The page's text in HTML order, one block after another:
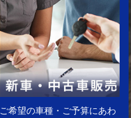
ご希望の車種・ご予算にあわ